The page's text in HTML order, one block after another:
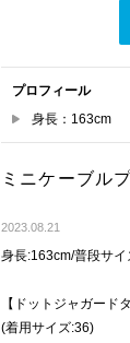
プロフィール
身長：163cm
ミニケーブル
2023.08.21
身長:163cm/普段サ
【ドットジャガード
(着用サイズ:36)